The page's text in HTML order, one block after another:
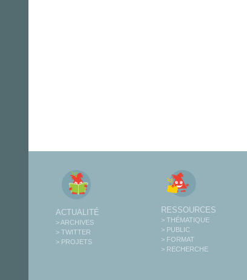
ACTUALITÉ
> ARCHIVES
> TWITTER
> PROJETS
RESSOURCES
> THÉMATIQUE
> PUBLIC
> FORMAT
> RECHERCHE